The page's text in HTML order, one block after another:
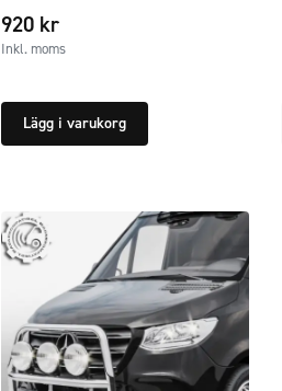
920 kr
Inkl. moms
Lägg i varukorg